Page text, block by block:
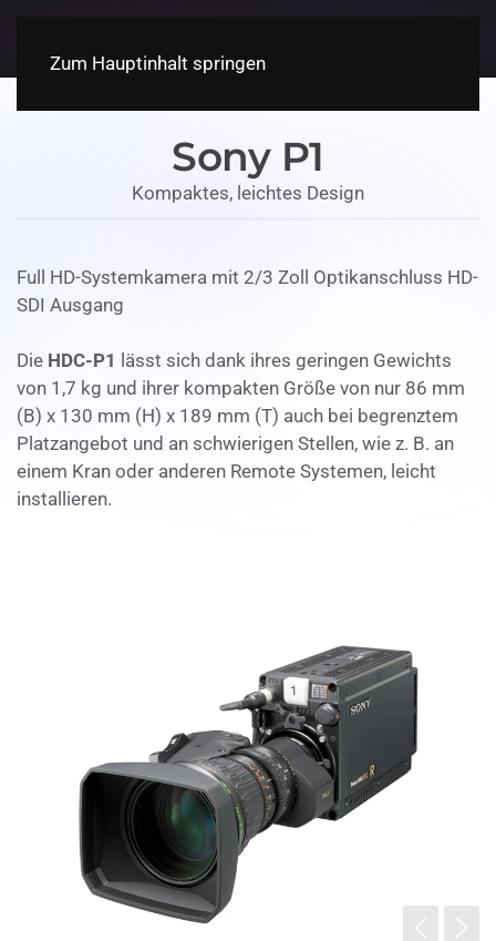
Zum Hauptinhalt springen
Sony P1
Kompaktes, leichtes Design
Full HD-Systemkamera mit 2/3 Zoll Optikanschluss HD-
SDI Ausgang
Die HDC-P1 lässt sich dank ihres geringen Gewichts
von 1,7 kg und ihrer kompakten Größe von nur 86 mm
(B) x 130 mm (H) x 189 mm (T) auch bei begrenztem
Platzangebot und an schwierigen Stellen, wie z. B. an
einem Kran oder anderen Remote Systemen, leicht
installieren.